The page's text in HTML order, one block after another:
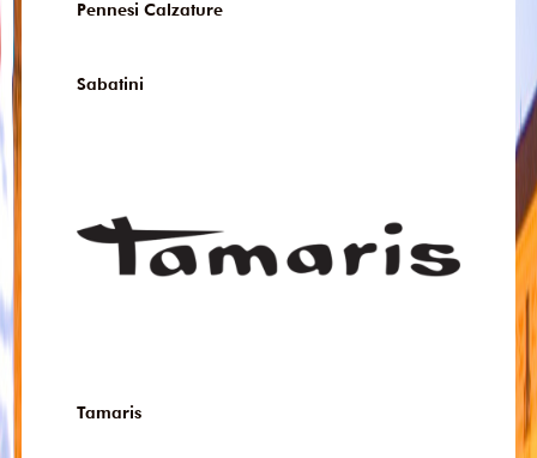
Pennesi Calzature
Sabatini
Tamaris